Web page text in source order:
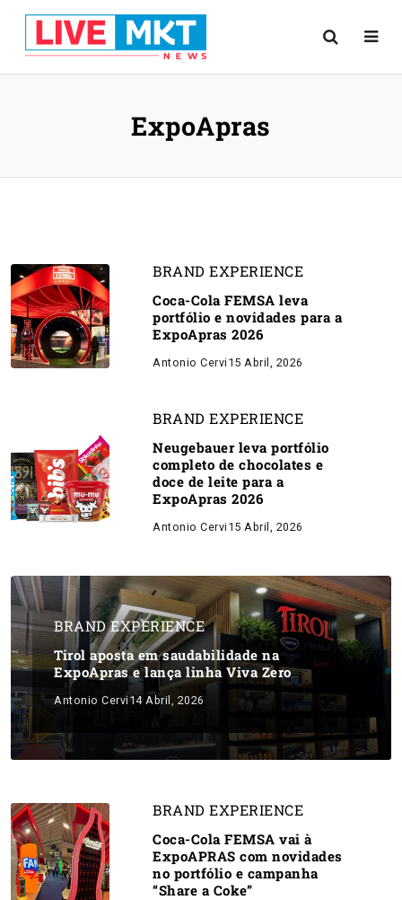
ExpoApras
BRAND EXPERIENCE
Coca-Cola FEMSA leva
portfólio e novidades para a
ExpoApras 2026
Antonio Cervi 15 Abril, 2026
BRAND EXPERIENCE
Neugebauer leva portfólio
completo de chocolates e
doce de leite para a
ExpoApras 2026
Antonio Cervi 15 Abril, 2026
BRAND EXPERIENCE
Tirol aposta em saudabilidade na
ExpoApras e lança linha Viva Zero
Antonio Cervi14 Abril, 2026
BRAND EXPERIENCE
Coca-Cola FEMSA vai à
ExpoAPRAS com novidades
no portfólio e campanha
“Share a Coke”